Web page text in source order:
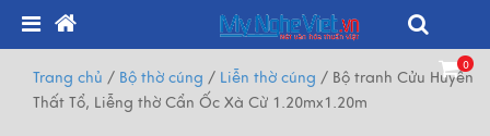
0
Trang chủ / Bộ thờ cúng / Liễn thờ cúng / Bộ tranh Cửu Huyền
Thất Tổ, Liễng thờ Cẩn Ốc Xà Cừ 1.20mx1.20m